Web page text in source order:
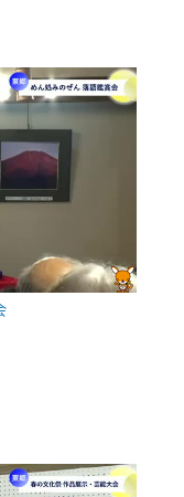
面が「メン
ただけませ
ご了承の程